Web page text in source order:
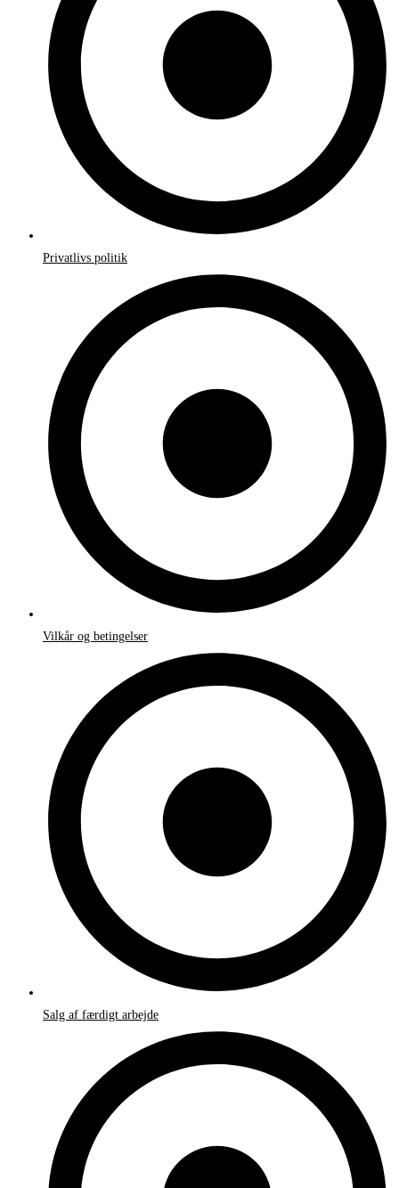
Privatlivs politik
Vilkår og betingelser
Salg af færdigt arbejde